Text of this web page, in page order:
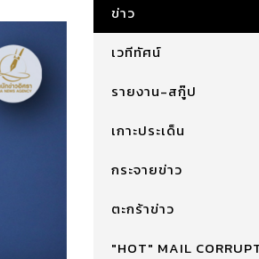
ข่าว
เวทีทัศน์
รายงาน-สกู๊ป
เกาะประเด็น
กระจายข่าว
ตะกร้าข่าว
"HOT" MAIL